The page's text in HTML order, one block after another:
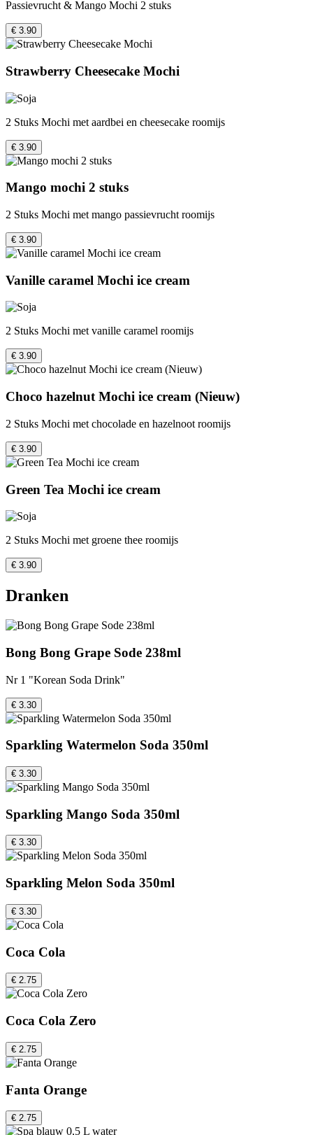
Passievrucht & Mango Mochi 2 stuks
€ 3.90
Strawberry Cheesecake Mochi
2 Stuks Mochi met aardbei en cheesecake roomijs
€ 3.90
Mango mochi 2 stuks
2 Stuks Mochi met mango passievrucht roomijs
€ 3.90
Vanille caramel Mochi ice cream
2 Stuks Mochi met vanille caramel roomijs
€ 3.90
Choco hazelnut Mochi ice cream (Nieuw)
2 Stuks Mochi met chocolade en hazelnoot roomijs
€ 3.90
Green Tea Mochi ice cream
2 Stuks Mochi met groene thee roomijs
€ 3.90
Dranken
Bong Bong Grape Sode 238ml
Nr 1 "Korean Soda Drink"
€ 3.30
Sparkling Watermelon Soda 350ml
€ 3.30
Sparkling Mango Soda 350ml
€ 3.30
Sparkling Melon Soda 350ml
€ 3.30
Coca Cola
€ 2.75
Coca Cola Zero
€ 2.75
Fanta Orange
€ 2.75